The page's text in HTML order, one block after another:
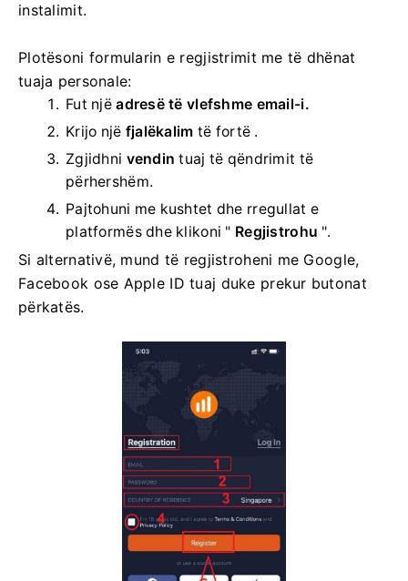
instalimit.
Plotësoni formularin e regjistrimit me të dhënat
tuaja personale:
Fut njëadresë të vlefshme email-i.
Krijo një fjalëkalim të fortë .
Zgjidhni vendin tuaj të qëndrimit të
përhershëm.
Pajtohuni me kushtet dhe rregullat e
platformës dhe klikoni " Regjistrohu ".
Si alternativë, mund të regjistroheni me Google,
Facebook ose Apple ID tuaj duke prekur butonat
përkatës.